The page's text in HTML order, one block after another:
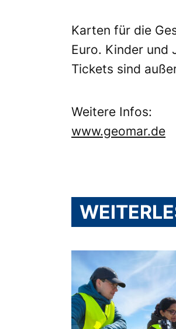
Karten für die
Euro. Kinder und
Tickets sind
Weitere Infos:
www.geomar.de